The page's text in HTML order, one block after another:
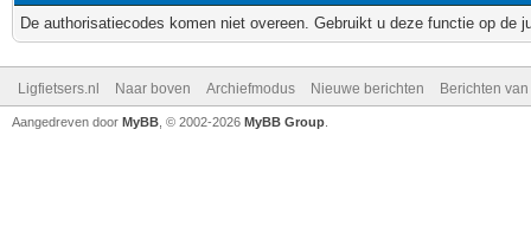
De authorisatiecodes komen niet overeen. Gebruikt u deze functie op de
Ligfietsers.nl Naar boven Archiefmodus Nieuwe berichten Berichten
Aangedreven door MyBB , © 2002-2026 MyBB Group